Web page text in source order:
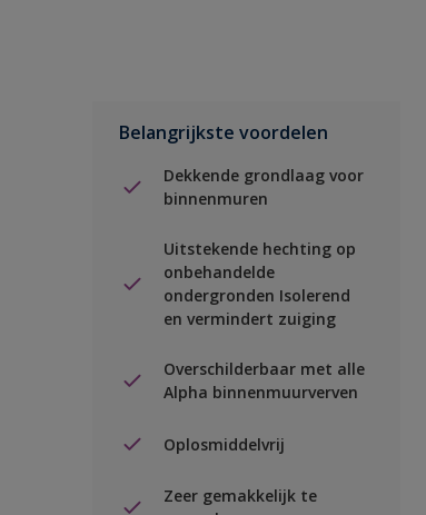
Belangrijkste voordelen
Dekkende grondlaag voor
binnenmuren
Uitstekende hechting op
onbehandelde
ondergronden Isolerend
en vermindert zuiging
Overschilderbaar met alle
Alpha binnenmuurverven
Oplosmiddelvrij
Zeer gemakkelijk te